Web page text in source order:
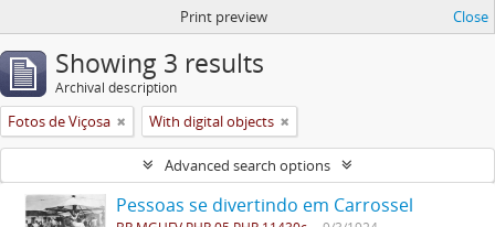
Print preview Close
Showing 3 results
Archival description
Fotos de Viçosa With digital objects
Advanced search options
Pessoas se divertindo em Carrossel